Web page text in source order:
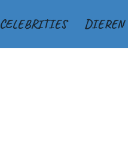
CELEBRITIES DIEREN